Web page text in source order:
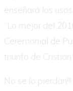
enseñará los
“Lo mejor del
Ceremonial de
triunfo de Cristian
No se lo